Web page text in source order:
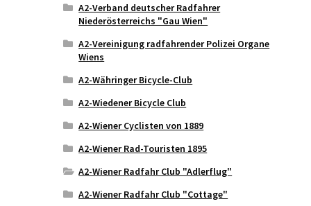
A2-Verband deutscher Radfahrer
Niederösterreichs "Gau Wien"
A2-Vereinigung radfahrender Polizei Organe
Wiens
A2-Währinger Bicycle-Club
A2-Wiedener Bicycle Club
A2-Wiener Cyclisten von 1889
A2-Wiener Rad-Touristen 1895
A2-Wiener Radfahr Club "Adlerflug"
A2-Wiener Radfahr Club "Cottage"